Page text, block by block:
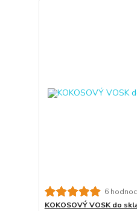
6
KOKOSOVÝ VOSK do